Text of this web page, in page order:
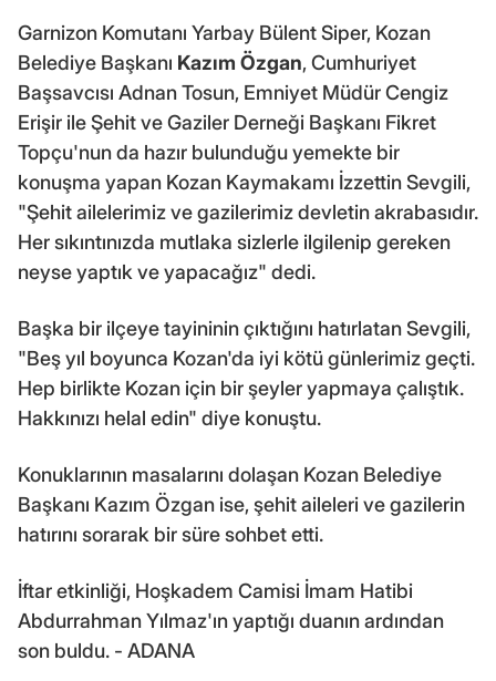
Garnizon Komutanı Yarbay Bülent Siper, Kozan
Belediye Başkanı Kazım Özgan, Cumhuriyet
Başsavcısı Adnan Tosun, Emniyet Müdür Cengiz
Erişir ile Şehit ve Gaziler Derneği Başkanı Fikret
Topçu'nun da hazır bulunduğu yemekte bir
konuşma yapan Kozan Kaymakamı İzzettin Sevgili,
"Şehit ailelerimiz ve gazilerimiz devletin akrabasıdır.
Her sıkıntınızda mutlaka sizlerle ilgilenip gereken
neyse yaptık ve yapacağız" dedi.
Başka bir ilçeye tayininin çıktığını hatırlatan Sevgili,
"Beş yıl boyunca Kozan'da iyi kötü günlerimiz geçti.
Hep birlikte Kozan için bir şeyler yapmaya çalıştık.
Hakkınızı helal edin" diye konuştu.
Konuklarının masalarını dolaşan Kozan Belediye
Başkanı Kazım Özgan ise, şehit aileleri ve gazilerin
hatırını sorarak bir süre sohbet etti.
İftar etkinliği, Hoşkadem Camisi İmam Hatibi
Abdurrahman Yılmaz'ın yaptığı duanın ardından
son buldu. - ADANA